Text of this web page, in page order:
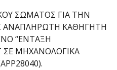
ΣΩΜΑΤΟΣ ΓΙΑ ΤΗΝ
ΑΝΑΠΛΗΡΩΤΗ ΚΑΘΗΓΗΤΗ
“ΕΝΤΑΞΗ
ΜΗΧΑΝΟΛΟΓΙΚΑ